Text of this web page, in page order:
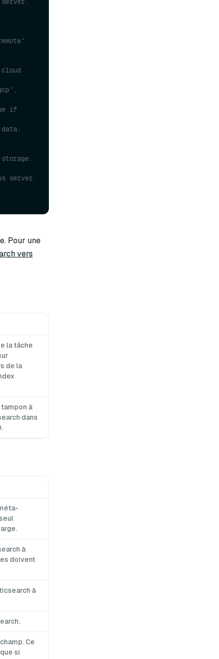
if
server.
Pour une
vers
la tâche
de la
à
dans
à
doivent
à
Ce
si